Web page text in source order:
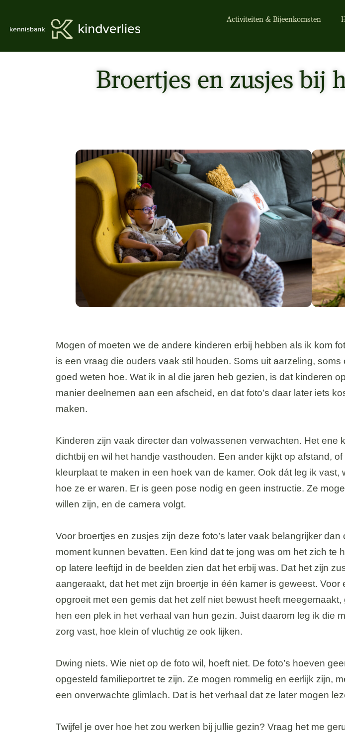
Activiteiten & Bijeenkomsten
Broertjes en zusjes bij
Mogen of moeten we de andere kinderen erbij hebben als ik kom
is een vraag die ouders vaak stil houden. Soms uit aarzeling, soms
goed weten hoe. Wat ik in al die jaren heb gezien, is dat kinderen
manier deelnemen aan een afscheid, en dat foto’s daar later iets
maken.
Kinderen zijn vaak directer dan volwassenen verwachten. Het ene
dichtbij en wil het handje vasthouden. Een ander kijkt op afstand,
kleurplaat te maken in een hoek van de kamer. Ook dát leg ik vast,
hoe ze er waren. Er is geen pose nodig en geen instructie. Ze
willen zijn, en de camera volgt.
Voor broertjes en zusjes zijn deze foto’s later vaak belangrijker dan
moment kunnen bevatten. Een kind dat te jong was om het zich te
op latere leeftijd in de beelden zien dat het erbij was. Dat het zijn
aangeraakt, dat het met zijn broertje in één kamer is geweest. Voor
opgroeit met een gemis dat het zelf niet bewust heeft meegemaakt,
hen een plek in het verhaal van hun gezin. Juist daarom leg ik die
zorg vast, hoe klein of vluchtig ze ook lijken.
Dwing niets. Wie niet op de foto wil, hoeft niet. De foto’s hoeven
opgesteld familieportret te zijn. Ze mogen rommelig en eerlijk zijn,
een onverwachte glimlach. Dat is het verhaal dat ze later mogen
Twijfel je over hoe het zou werken bij jullie gezin? Vraag het me